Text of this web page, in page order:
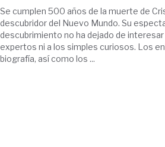
Se cumplen 500 años de la muerte de
descubridor del Nuevo Mundo. Su
descubrimiento no ha dejado de
expertos ni a los simples curiosos. Los
biografía, así como los ...